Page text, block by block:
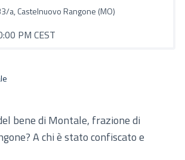
a, Castelnuovo Rangone (MO)
PM CEST
bene di Montale, frazione di
A chi è stato confiscato e